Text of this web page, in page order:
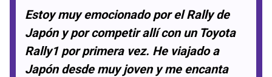
Estoy muy emocionado por el Rally de
Japón y por competir allí con un Toyota
Rally1 por primera vez. He viajado a
Japón desde muy joven y me encanta